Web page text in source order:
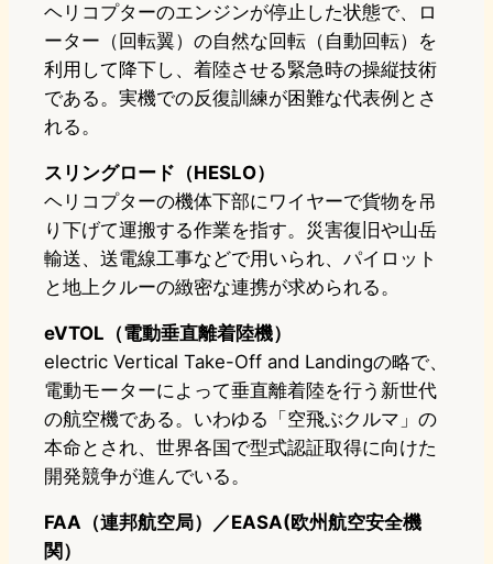
ヘリコプターのエンジンが停止した状態で、ロ
ーター（回転翼）の自然な回転（自動回転）を
利用して降下し、着陸させる緊急時の操縦技術
である。実機での反復訓練が困難な代表例とさ
れる。
スリングロード（HESLO）
ヘリコプターの機体下部にワイヤーで貨物を吊
り下げて運搬する作業を指す。災害復旧や山岳
輸送、送電線工事などで用いられ、パイロット
と地上クルーの緻密な連携が求められる。
eVTOL（電動垂直離着陸機）
electric Vertical Take-Off and Landingの略で、
電動モーターによって垂直離着陸を行う新世代
の航空機である。いわゆる「空飛ぶクルマ」の
本命とされ、世界各国で型式認証取得に向けた
開発競争が進んでいる。
FAA（連邦航空局）／EASA(欧州航空安全機
関）